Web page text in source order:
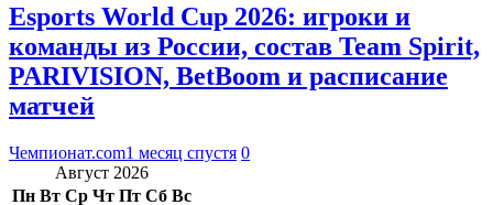
Esports World Cup 2026: игроки и
команды из России, состав Team Spirit,
PARIVISION, BetBoom и расписание
матчей
Чемпионат.com1 месяц спустя 0
Август 2026
Пн Вт Ср Чт Пт Сб Вс